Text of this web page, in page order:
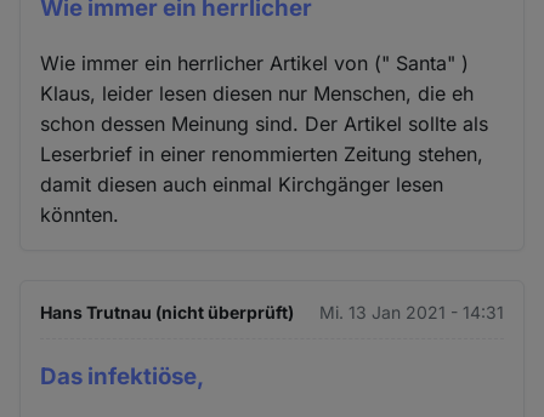
Wie immer ein herrlicher
Wie immer ein herrlicher Artikel von (" Santa" )
Klaus, leider lesen diesen nur Menschen, die eh
schon dessen Meinung sind. Der Artikel sollte als
Leserbrief in einer renommierten Zeitung stehen,
damit diesen auch einmal Kirchgänger lesen
könnten.
Hans Trutnau (nicht überprüft) Mi. 13 Jan 2021 - 14:31
Das infektiöse,